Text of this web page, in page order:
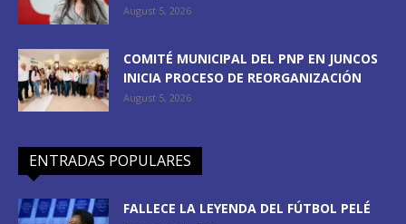
August 5, 2026
COMITÉ MUNICIPAL DEL PNP EN JUNCOS
INICIA PROCESO DE REORGANIZACIÓN
August 5, 2026
ENTRADAS POPULARES
FALLECE LA LEYENDA DEL FÚTBOL PELÉ